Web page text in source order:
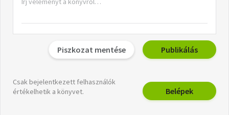
Piszkozat mentése Publikálás
Csak bejelentkezett felhasználók
értékelhetik a könyvet.
Belépek